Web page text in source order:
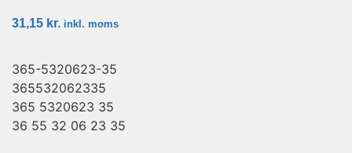
31,15 kr. inkl. moms
365-5320623-35
365532062335
365 5320623 35
36 55 32 06 23 35